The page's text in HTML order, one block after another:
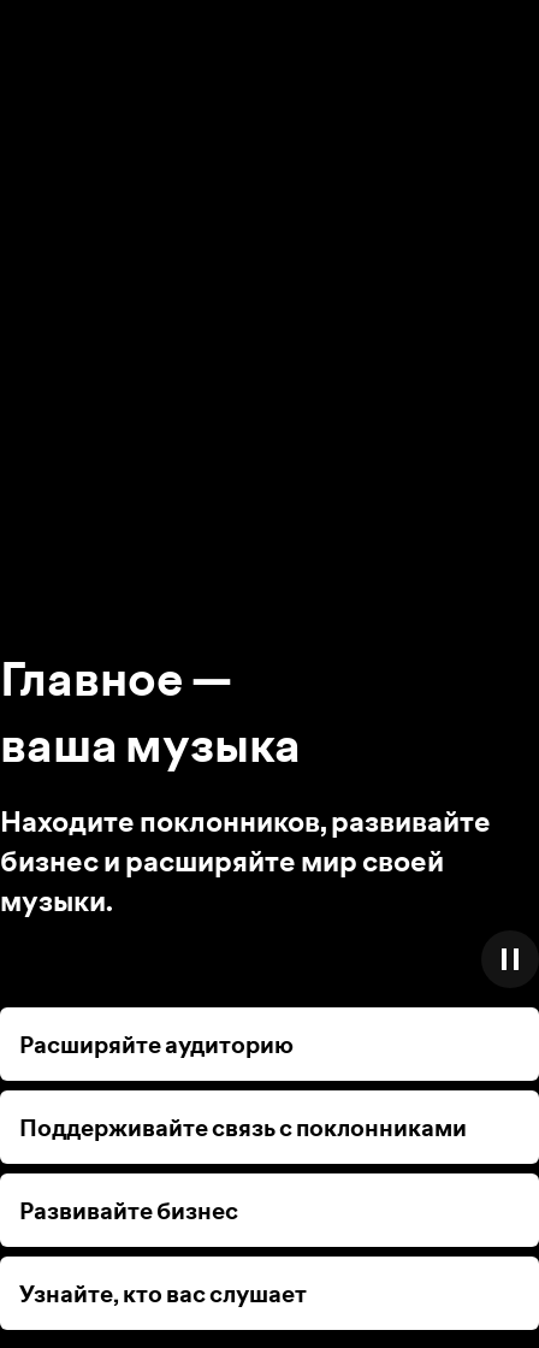
Главное —
ваша музыка
Находите поклонников, развивайте
бизнес и расширяйте мир своей
музыки.
Расширяйте аудиторию
Расширяйте аудиторию
Поддерживайте связь с поклонниками
Поддерживайте связь с поклонниками
Развивайте бизнес
Развивайте бизнес
Узнайте, кто вас слушает
Узнайте, кто вас слушает